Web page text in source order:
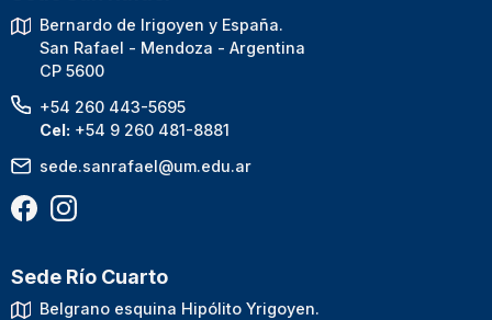
Bernardo de Irigoyen y España.
San Rafael - Mendoza - Argentina
CP 5600
+54 260 443-5695
Cel: +54 9 260 481-8881
sede.sanrafael@um.edu.ar
Sede Río Cuarto
Belgrano esquina Hipólito Yrigoyen.